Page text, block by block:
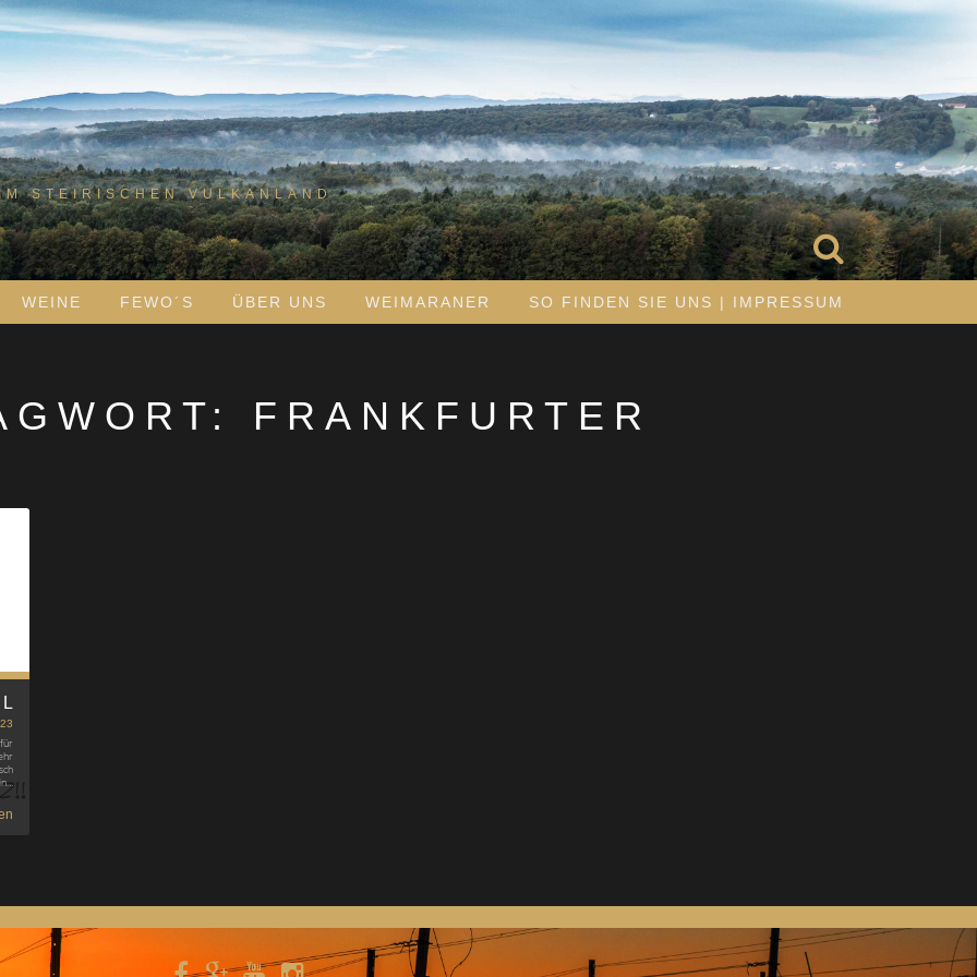
STEIRISCHEN VULKANLAND
WEINE FEWO´S ÜBER UNS WEIMARANER SO FINDEN SIE UNS | IMPRESSUM
FRANKFURTER